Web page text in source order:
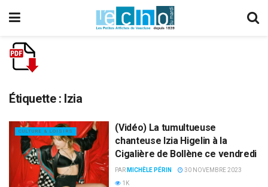
Étiquette : Izia
CULTURE & LOISIRS
(Vidéo) La tumultueuse
chanteuse Izia Higelin à la
Cigalière de Bollène ce vendredi
PAR MICHÈLE PÉRIN
30 NOVEMBRE 2023
1K